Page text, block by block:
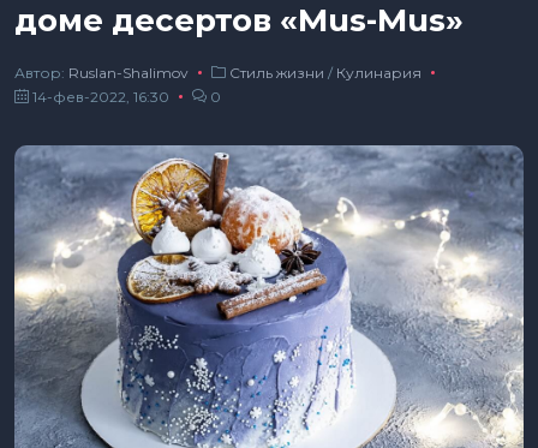
доме десертов «Mus-Mus»
Автор: Ruslan-Shalimov Стиль жизни / Кулинария
14-фев-2022, 16:30
0